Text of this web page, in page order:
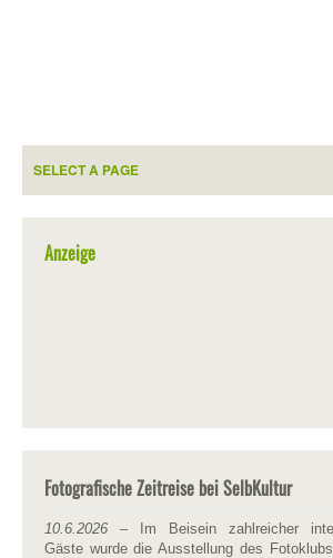
Anzeige
Fotografische Zeitreise bei SelbKultur
10.6.2026 – Im Beisein zahlreicher
Gäste wurde die Ausstellung des